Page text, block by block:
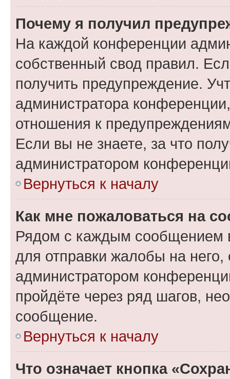
Почему я получил
На каждой конференции
собственный свод правил.
получить предупреждение.
администратора
отношения к
Если вы не знаете, за что
администратором
Вернуться к началу
Как мне пожаловаться на
Рядом с каждым сообщением
для отправки жалобы на
администратором
пройдёте через ряд шагов,
сообщение.
Вернуться к началу
Что означает кнопка